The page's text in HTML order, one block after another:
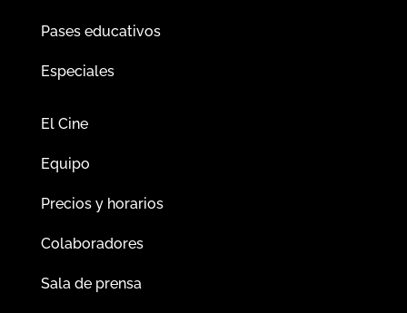
Pases educativos
Especiales
El Cine
Equipo
Precios y horarios
Colaboradores
Sala de prensa